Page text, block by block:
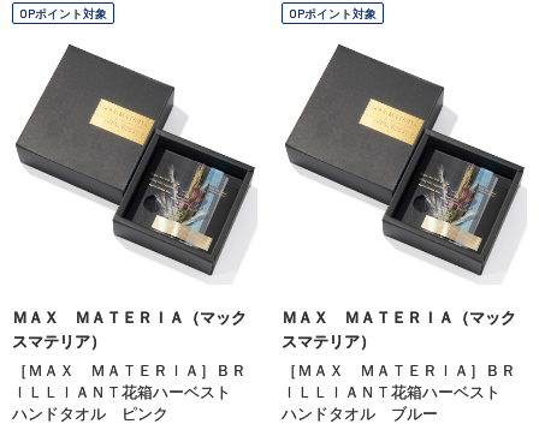
OPポイント対象
ＭＡＸ ＭＡＴＥＲＩＡ（マック
スマテリア）
［ＭＡＸ ＭＡＴＥＲＩＡ］ＢＲ
ＩＬＬＩＡＮＴ花箱ハーベスト
ハンドタオル ピンク
OPポイント対象
ＭＡＸ ＭＡＴＥＲＩＡ（マック
スマテリア）
［ＭＡＸ ＭＡＴＥＲＩＡ］ＢＲ
ＩＬＬＩＡＮＴ花箱ハーベスト
ハンドタオル ブルー